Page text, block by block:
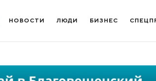
НОВОСТИ ЛЮДИ БИЗНЕС